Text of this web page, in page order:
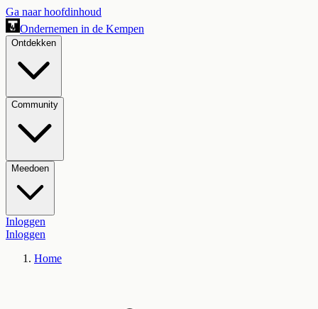
Ga naar hoofdinhoud
Ondernemen in de Kempen
Ontdekken
Community
Meedoen
Inloggen
Inloggen
Home